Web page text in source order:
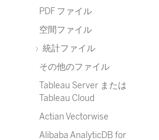
PDF ファイル
空間ファイル
統計ファイル
その他のファイル
Tableau Server または
Tableau Cloud
Actian Vectorwise
Alibaba AnalyticDB for